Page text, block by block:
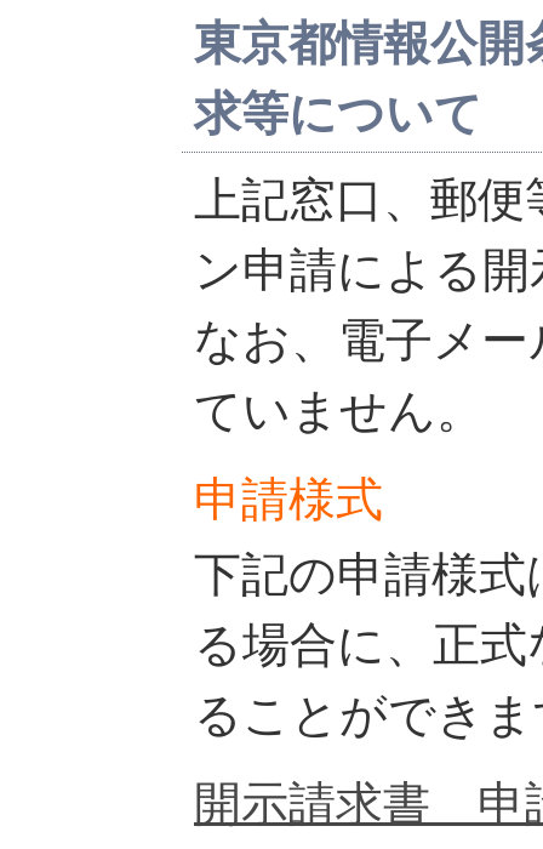
東京都情報公
求等について
上記窓口、郵
ン申請による
なお、電子メ
ていません。
申請様式
下記の申請様
る場合に、正
ることができ
開示請求書 申